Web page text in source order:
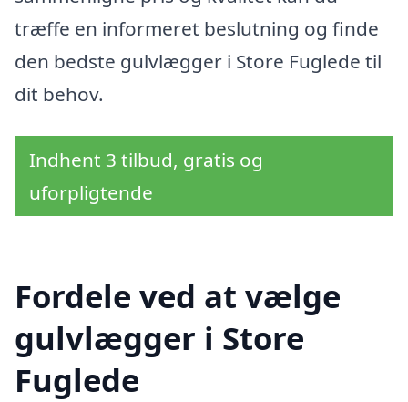
træffe en informeret beslutning og finde
den bedste gulvlægger i Store Fuglede til
dit behov.
Indhent 3 tilbud, gratis og
uforpligtende
Fordele ved at vælge
gulvlægger i Store
Fuglede